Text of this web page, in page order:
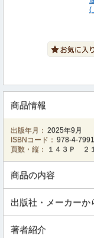
(
商品情報
出版年月： 2025年9月
ISBNコード： 978-4-
頁数・縦：
１４３Ｐ ２
商品の内容
出版社・メーカーか
著者紹介